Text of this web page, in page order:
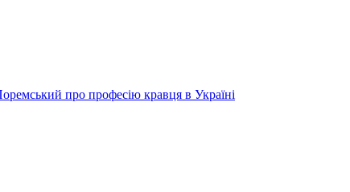
про професію кравця в Україні